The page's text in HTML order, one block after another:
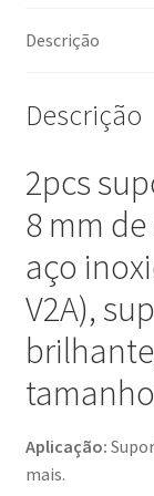
polido
mm
XL-
SA01-
240M.
Suportes
prateleira
para
e
mais,
da
Descrição
Descrição
2pcs
8 mm
aço
V2A),
Aplicação:
mais.